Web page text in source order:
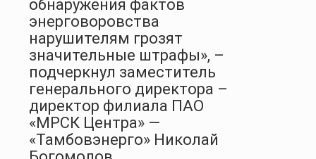
обнаружения фактов
энерговоровства
нарушителям грозят
значительные штрафы», –
подчеркнул заместитель
генерального директора –
директор филиала ПАО
«МРСК Центра» —
«Тамбовэнерго» Николай